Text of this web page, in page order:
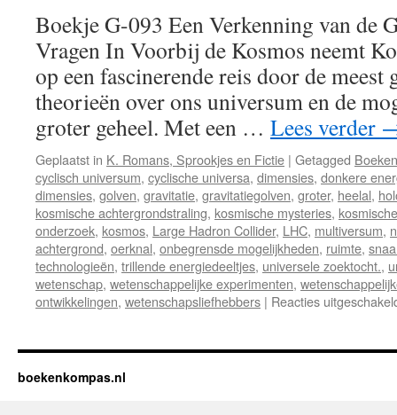
Boekje G-093 Een Verkenning van de
Vragen In Voorbij de Kosmos neemt
op een fascinerende reis door de meest
theorieën over ons universum en de
groter geheel. Met een … Lees verder
Geplaatst in K. Romans, Sprookjes en Fictie | Getagged
cyclisch universum, cyclische universa, dimensies, donkere
dimensies, golven, gravitatie, gravitatiegolven, groter, heelal,
kosmische achtergrondstraling, kosmische mysteries,
onderzoek, kosmos, Large Hadron Collider, LHC, multiversum,
achtergrond, oerknal, onbegrensde mogelijkheden, ruimte,
technologieën, trillende energiedeeltjes, universele zoektocht.,
wetenschap, wetenschappelijke experimenten,
ontwikkelingen, wetenschapsliefhebbers | Reacties
boekenkompas.nl